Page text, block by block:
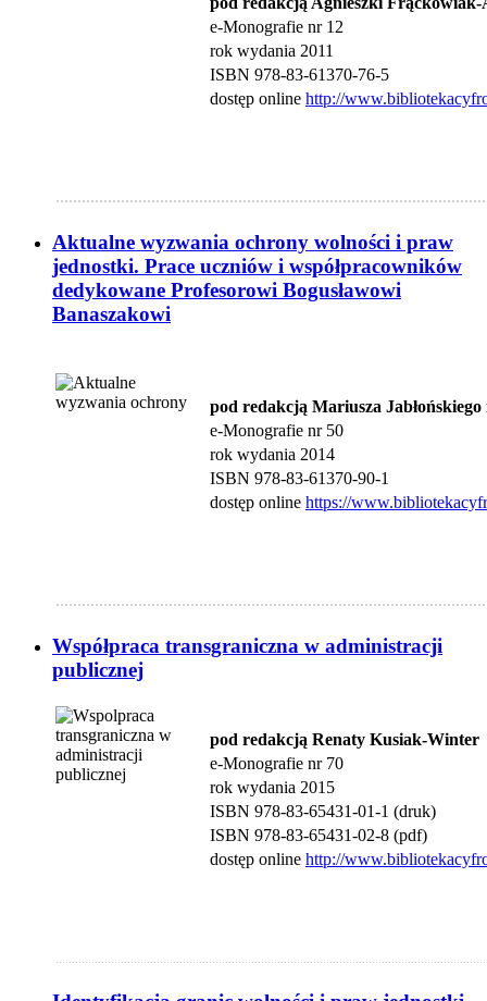
e-Monografie nr 12
rok wydania 2011
ISBN 978-83-61370-76-5
dostęp online http://
Aktualne wyzwania ochrony wolności i praw
jednostki. Prace uczniów i współpracowników
dedykowane Profesorowi Bogusławowi
Banaszakowi
pod redakcją Mariusza
e-Monografie nr 50
rok wydania 2014
ISBN 978-83-61370-90-1
dostęp online https://www.bi
Współpraca transgraniczna w administracji
publicznej
pod redakcją Renaty Kusiak-Winter
e-Monografie nr 70
rok wydania 2015
ISBN 978-83-65431-01-1 (druk)
ISBN 978-83-65431-02-8 (pdf)
dostęp online http://